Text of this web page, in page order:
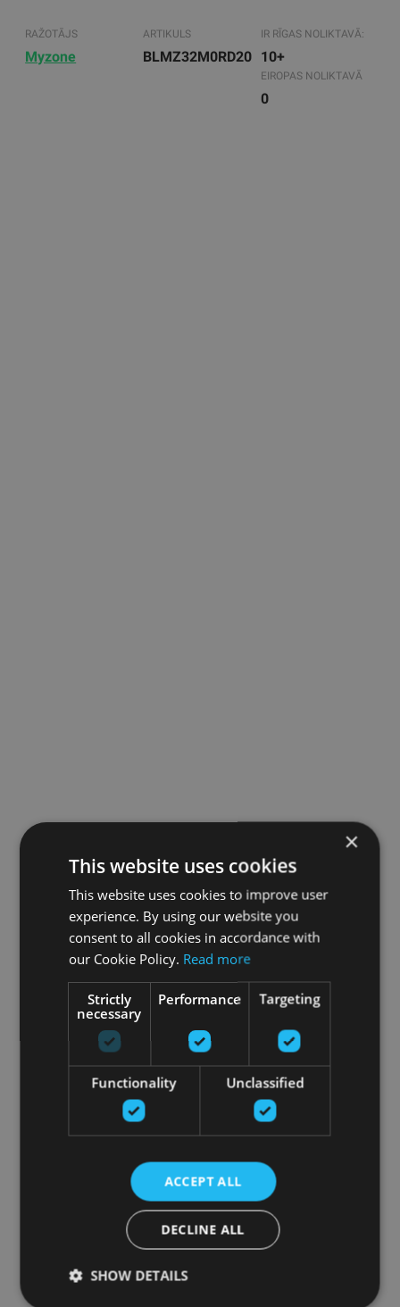
RAŽOTĀJS
Myzone
ARTIKULS
BLMZ32M0RD20
IR RĪGAS NOLIKTAVĀ:
10+
EIROPAS NOLIKTAVĀ
0
×
This website uses cookies
This website uses cookies to improve user
experience. By using our website you
consent to all cookies in accordance with
our Cookie Policy. Read more
Strictly
necessary
Performance Targeting
Functionality Unclassified
ACCEPT ALL
DECLINE ALL
SHOW DETAILS